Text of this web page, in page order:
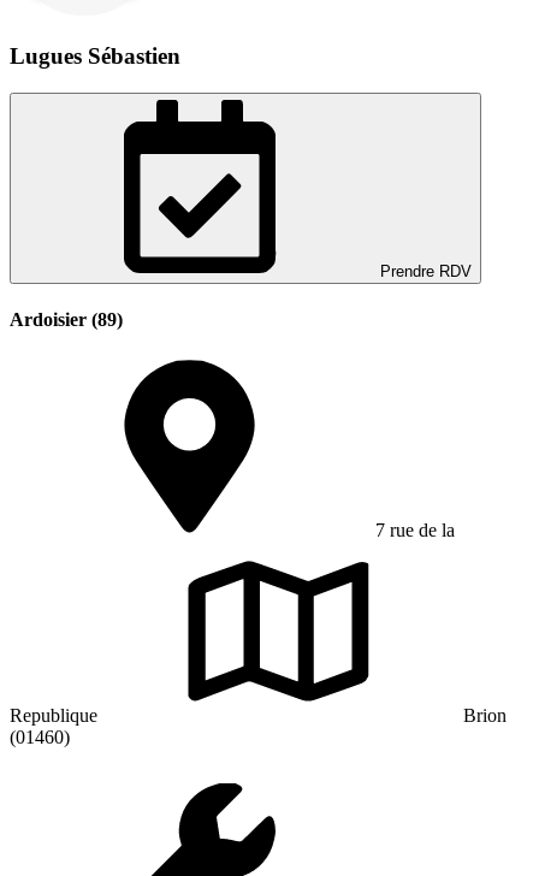
Lugues Sébastien
Prendre RDV
Ardoisier (89)
7 rue de la
Republique
Brion
(01460)